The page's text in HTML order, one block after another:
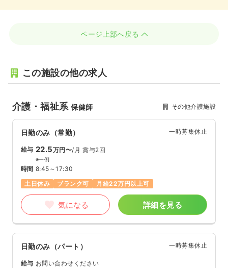
ページ上部へ戻る
この施設の他の求人
介護・福祉系保健師 その他介護施設
日勤のみ（常勤） 一時募集休止
給与 22.5万円〜/月 賞与2回
※一例
時間 8:45～17:30
土日休み
ブランク可 月給22万円以上可
気になる 詳細を見る
日勤のみ（パート） 一時募集休止
給与 お問い合わせください